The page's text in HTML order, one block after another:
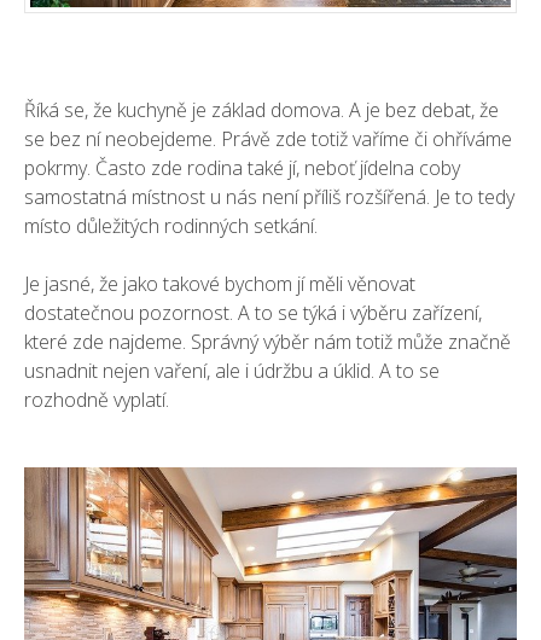
Říká se, že kuchyně je základ domova. A je bez debat, že
se bez ní neobejdeme. Právě zde totiž vaříme či ohříváme
pokrmy. Často zde rodina také jí, neboť jídelna coby
samostatná místnost u nás není příliš rozšířená. Je to tedy
místo důležitých rodinných setkání.
Je jasné, že jako takové bychom jí měli věnovat
dostatečnou pozornost. A to se týká i výběru zařízení,
které zde najdeme. Správný výběr nám totiž může značně
usnadnit nejen vaření, ale i údržbu a úklid. A to se
rozhodně vyplatí.